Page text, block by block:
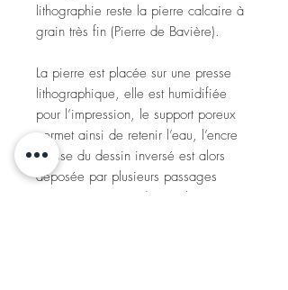
lithographie reste la pierre calcaire à
grain très fin (Pierre de Bavière).
La pierre est placée sur une presse
lithographique, elle est humidifiée
pour l’impression, le support poreux
permet ainsi de retenir l’eau, l’encre
grasse du dessin inversé est alors
déposée par plusieurs passages
répétés au moyen d’un rouleau en